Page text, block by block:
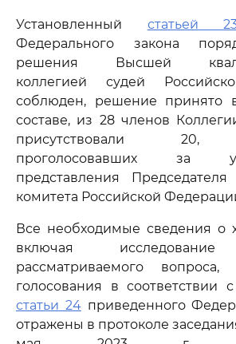
Установленный статьей
Федерального закона
решения Высшей
коллегией судей
соблюден, решение принято
составе, из 28 членов
присутствовали 20,
проголосовавших за
представления Председателя
комитета Российской
Все необходимые сведения о
включая исследование
рассматриваемого вопроса,
голосования в соответствии
статьи 24приведенного
отражены в протоколе